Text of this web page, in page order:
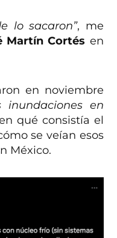
lo sacaron”, me
Martín Cortés en
en noviembre
en
qué consistía el
se veían esos
México.